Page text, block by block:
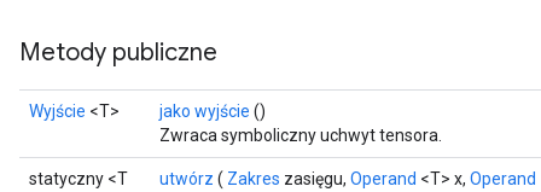
Metody publiczne
Wyjście <T> jako wyjście ()
Zwraca symboliczny uchwyt tensora.
statyczny <T
utwórz ( Zakres zasięgu, Operand <T> x, Operand